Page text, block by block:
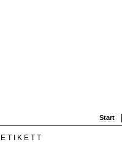
Start
ETIKETT